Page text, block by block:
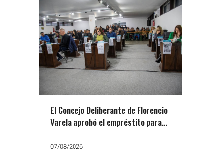
El Concejo Deliberante de Florencio
Varela aprobó el empréstito para
07/08/2026